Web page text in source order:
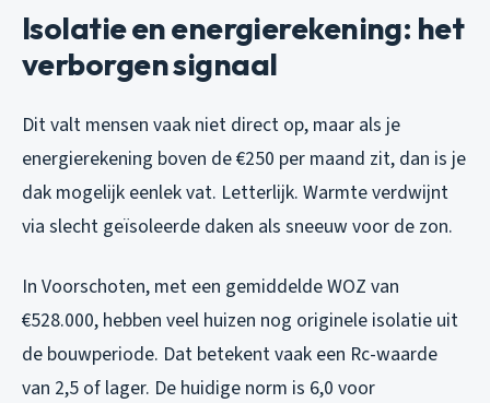
Isolatie en energierekening: het
verborgen signaal
Dit valt mensen vaak niet direct op, maar als je
energierekening boven de €250 per maand zit, dan is je
dak mogelijk eenlek vat. Letterlijk. Warmte verdwijnt
via slecht geïsoleerde daken als sneeuw voor de zon.
In Voorschoten, met een gemiddelde WOZ van
€528.000, hebben veel huizen nog originele isolatie uit
de bouwperiode. Dat betekent vaak een Rc-waarde
van 2,5 of lager. De huidige norm is 6,0 voor